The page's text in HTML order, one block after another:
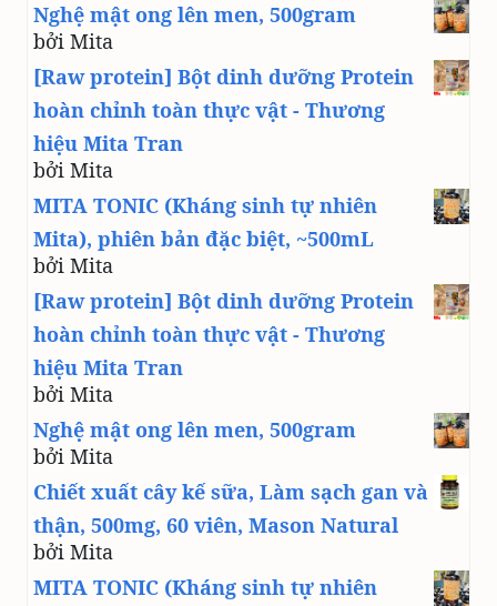
Nghệ mật ong lên men, 500gram
bởi Mita
[Raw protein] Bột dinh dưỡng Protein
hoàn chỉnh toàn thực vật - Thương
hiệu Mita Tran
bởi Mita
MITA TONIC (Kháng sinh tự nhiên
Mita), phiên bản đặc biệt, ~500mL
bởi Mita
[Raw protein] Bột dinh dưỡng Protein
hoàn chỉnh toàn thực vật - Thương
hiệu Mita Tran
bởi Mita
Nghệ mật ong lên men, 500gram
bởi Mita
Chiết xuất cây kế sữa, Làm sạch gan và
thận, 500mg, 60 viên, Mason Natural
bởi Mita
MITA TONIC (Kháng sinh tự nhiên